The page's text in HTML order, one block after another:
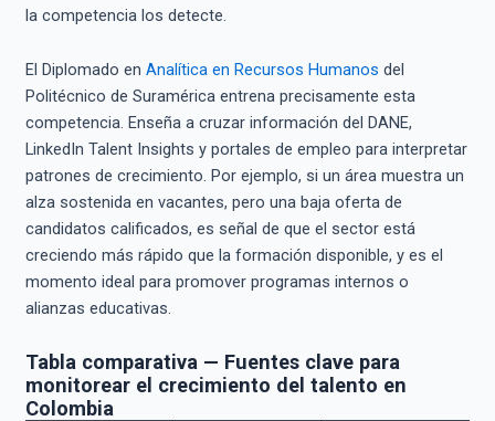
la competencia los detecte.
El Diplomado en Analítica en Recursos Humanos del
Politécnico de Suramérica entrena precisamente esta
competencia. Enseña a cruzar información del DANE,
LinkedIn Talent Insights y portales de empleo para interpretar
patrones de crecimiento. Por ejemplo, si un área muestra un
alza sostenida en vacantes, pero una baja oferta de
candidatos calificados, es señal de que el sector está
creciendo más rápido que la formación disponible, y es el
momento ideal para promover programas internos o
alianzas educativas.
Tabla comparativa — Fuentes clave para
monitorear el crecimiento del talento en
Colombia